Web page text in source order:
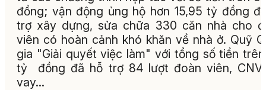
đồng; vận động ủng hộ hơn 15,95 tỷ đồng
trợ xây dựng, sửa chữa 330 căn nhà cho
viên có hoàn cảnh khó khăn về nhà ở. Quỹ
gia "Giải quyết việc làm" với tổng số tiền
tỷ đồng đã hỗ trợ 84 lượt đoàn viên,
vay…